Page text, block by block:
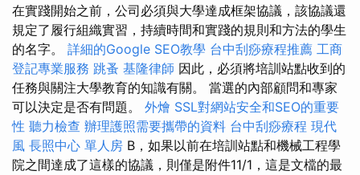
在實踐開始之前，公司必須與大學達成框架協議，該協議還
規定了履行組織實習，持續時間和實踐的規則和方法的學生
的名字。 詳細的Google SEO教學 台中刮痧療程推薦 工商
登記專業服務 跳蚤 基隆律師 因此，必須將培訓站點收到的
任務與關注大學教育的知識有關。 當選的內部顧問和專家
可以決定是否有問題。 外燴 SSL對網站安全和SEO的重要
性 聽力檢查 辦理護照需要攜帶的資料 台中刮痧療程 現代
風 長照中心 單人房 B，如果以前在培訓站點和機械工程學
院之間達成了這樣的協議，則僅是附件11/1，這是文檔的最